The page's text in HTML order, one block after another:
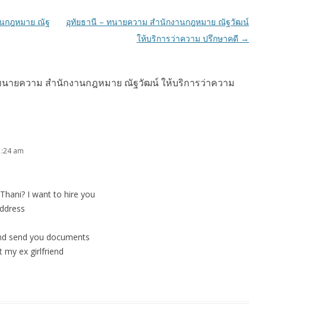
กฎหมาย ณัฐ
อุทัยธานี – ทนายความ สำนักงานกฎหมาย ณัฐวัฒน์
ให้บริการว่าความ ปรึกษาคดี →
ายความ สำนักงานกฎหมาย ณัฐวัฒน์ ให้บริการว่าความ
am
I want to hire you
send you documents
my ex girlfriend